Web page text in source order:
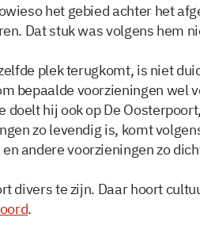
het gebied achter het
Dat stuk was volgens hem
plek terugkomt, is niet
bepaalde voorzieningen wel
doelt hij ook op De
zo levendig is, komt
andere voorzieningen zo
divers te zijn. Daar hoort
.